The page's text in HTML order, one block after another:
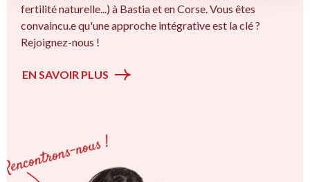
fertilité naturelle...) à Bastia et en Corse. Vous êtes
convaincu.e qu'une approche intégrative est la clé ?
Rejoignez-nous !
EN SAVOIR PLUS